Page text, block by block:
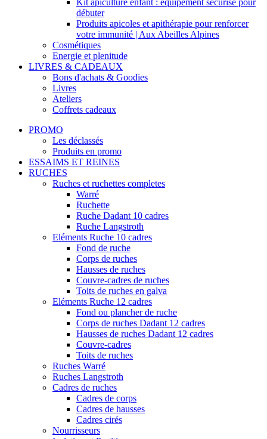
débuter
Produits apicoles et apithérapie pour renforcer
votre immunité | Aux Abeilles Alpines
Cosmétiques
Energie et plenitude
LIVRES & CADEAUX
Bons d'achats & Goodies
Livres
Ateliers
Coffrets cadeaux
PROMO
Les déclassés
Produits en promo
ESSAIMS ET REINES
RUCHES
Ruches et ruchettes completes
Warré
Ruchette
Ruche Dadant 10 cadres
Ruche Langstroth
Eléments Ruche 10 cadres
Fond de ruche
Corps de ruches
Hausses de ruches
Couvre-cadres de ruches
Toits de ruches en galva
Eléments Ruche 12 cadres
Fond ou plancher de ruche
Corps de ruches Dadant 12 cadres
Hausses de ruches Dadant 12 cadres
Couvre-cadres
Toits de ruches
Ruches Warré
Ruches Langstroth
Cadres de ruches
Cadres de corps
Cadres de hausses
Cadres cirés
Nourrisseurs